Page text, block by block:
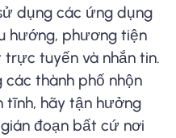
dụng các ứng dụng
hướng, phương tiện
tuyến và nhắn tin.
thành phố nhộn
tĩnh, hãy tận hưởng
đoạn bất cứ nơi